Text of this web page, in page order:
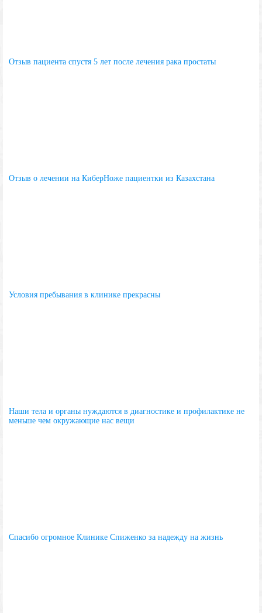
Отзыв пациента спустя 5 лет после лечения рака простаты
Отзыв о лечении на КиберНоже пациентки из Казахстана
Условия пребывания в клинике прекрасны
Наши тела и органы нуждаются в диагностике и профилактике не
меньше чем окружающие нас вещи
Спасибо огромное Клинике Спиженко за надежду на жизнь